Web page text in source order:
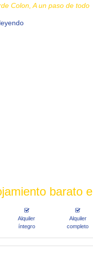
Colon, A un paso de todo
barato
Alquiler
íntegro
Alquiler
completo